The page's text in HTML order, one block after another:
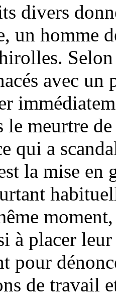
divers
un homme
avec un
meurtre de
qui a
la mise en
à placer
pour
de travail